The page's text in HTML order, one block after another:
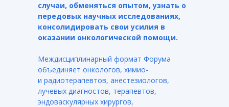
случаи, обменяться опытом, узнать о
передовых научных исследованиях,
консолидировать свои усилия в
оказании онкологической помощи.
Междисциплинарный формат Форума
объединяет онкологов, химио-
и радиотерапевтов, анестезиологов,
лучевых диагностов, терапевтов,
эндоваскулярных хирургов,